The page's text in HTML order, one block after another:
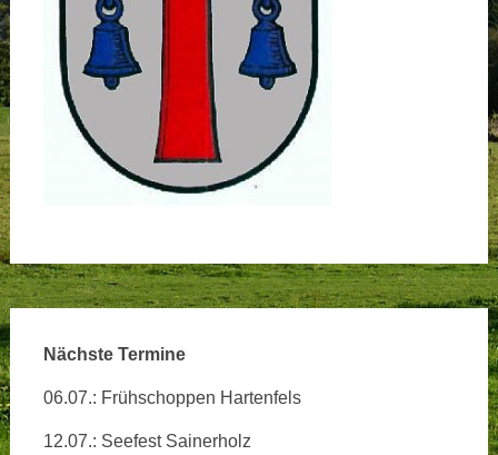
Nächste Termine
06.07.: Frühschoppen Hartenfels
12.07.: Seefest Sainerholz